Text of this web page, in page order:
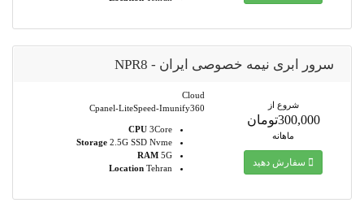
سرور ابری نیمه خصوصی ایران - NPR8
Cloud
Cpanel-LiteSpeed-Imunify360
CPU3Core
Storage2.5G SSD Nvme
RAM5G
LocationTehran
شروع از
300,000تومان
ماهانه
سفارش دهید